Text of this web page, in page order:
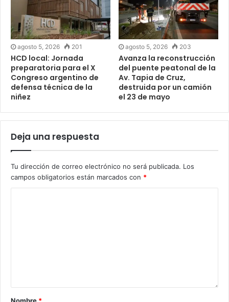
agosto 5, 2026 201
HCD local: Jornada
preparatoria para el X
Congreso argentino de
defensa técnica de la
niñez
agosto 5, 2026 203
Avanza la reconstrucción
del puente peatonal de la
Av. Tapia de Cruz,
destruida por un camión
el 23 de mayo
Deja una respuesta
Tu dirección de correo electrónico no será publicada. Los
campos obligatorios están marcados con *